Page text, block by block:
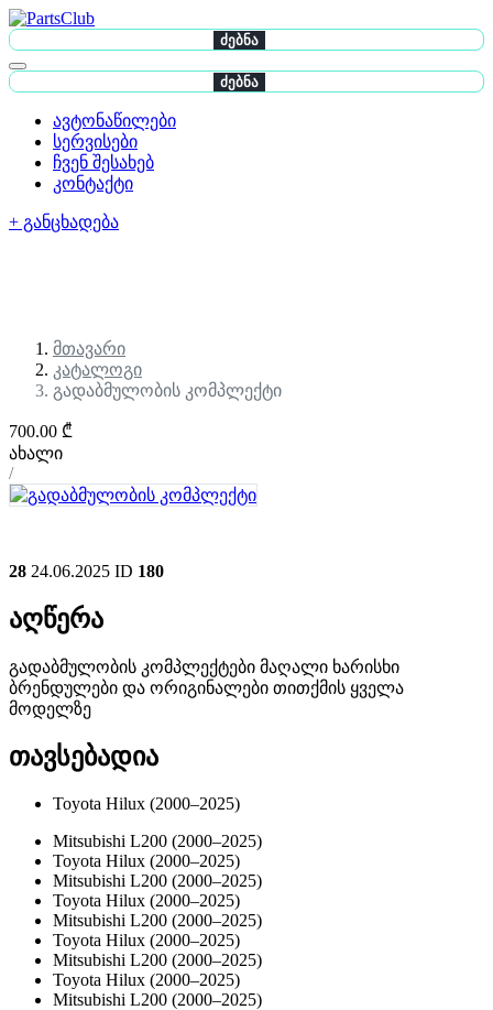
ძებნა
ძებნა
ავტონაწილები
სერვისები
ჩვენ შესახებ
კონტაქტი
+ განცხადება
მთავარი
კატალოგი
გადაბმულობის კომპლექტი
700.00 ₾
ახალი
/
28 24.06.2025 ID 180
აღწერა
გადაბმულობის კომპლექტები მაღალი ხარისხი
ბრენდულები და ორიგინალები თითქმის ყველა
მოდელზე
თავსებადია
Toyota Hilux (2000–2025)
Mitsubishi L200 (2000–2025)
Toyota Hilux (2000–2025)
Mitsubishi L200 (2000–2025)
Toyota Hilux (2000–2025)
Mitsubishi L200 (2000–2025)
Toyota Hilux (2000–2025)
Mitsubishi L200 (2000–2025)
Toyota Hilux (2000–2025)
Mitsubishi L200 (2000–2025)